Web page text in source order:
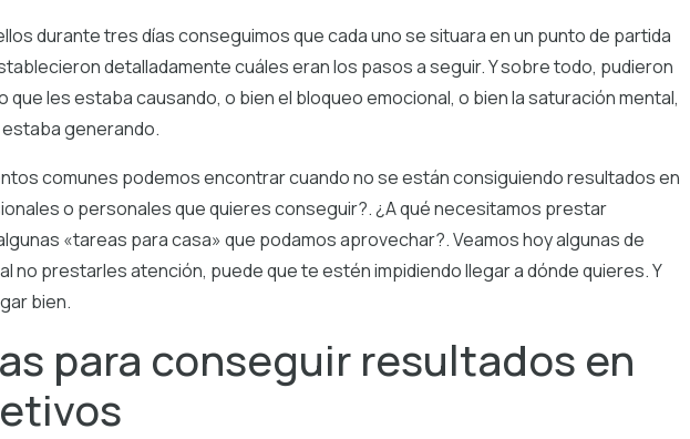
durante tres días conseguimos que cada uno se situara en un punto de partida
detalladamente cuáles eran los pasos a seguir. Y sobre todo, pudieron
que les estaba causando, o bien el bloqueo emocional, o bien la saturación mental,
generando.
comunes podemos encontrar cuando no se están consiguiendo resultados en
o personales que quieres conseguir?. ¿A qué necesitamos prestar
«tareas para casa» que podamos aprovechar?. Veamos hoy algunas de
no prestarles atención, puede que te estén impidiendo llegar a dónde quieres. Y
bien.
para conseguir resultados en